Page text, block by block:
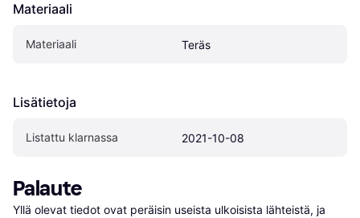
Materiaali
Materiaali Teräs
Lisätietoja
Listattu klarnassa 2021-10-08
Palaute
Yllä olevat tiedot ovat peräisin useista ulkoisista lähteistä, ja